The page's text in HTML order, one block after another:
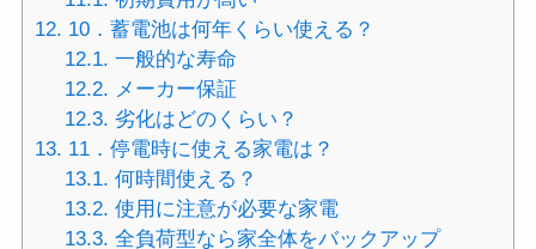
12. 10．蓄電池は何年くらい使える？
12.1. 一般的な寿命
12.2. メーカー保証
12.3. 劣化はどのくらい？
13. 11．停電時に使える家電は？
13.1. 何時間使える？
13.2. 使用に注意が必要な家電
13.3. 全負荷型なら家全体をバックアップ